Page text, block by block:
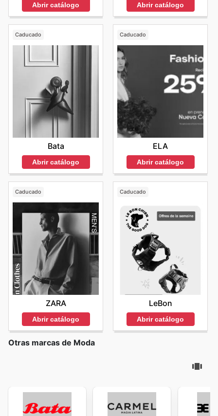
Abrir catálogo Abrir catálogo
Caducado
Bata
Abrir catálogo
Caducado
ELA
Abrir catálogo
Caducado
ZARA
Abrir catálogo
Caducado
LeBon
Abrir catálogo
Otras marcas de Moda